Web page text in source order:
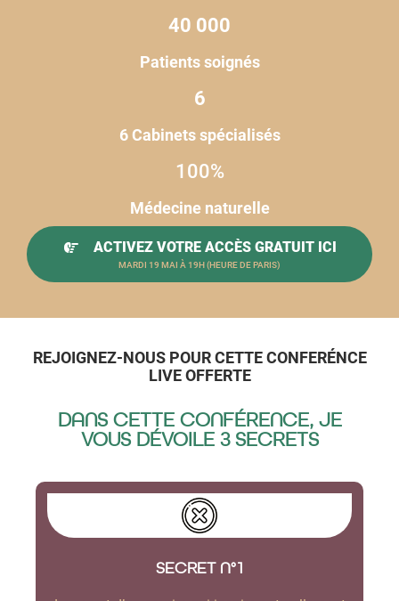
40 000
Patients soignés
6
6 Cabinets spécialisés
100%
Médecine naturelle
ACTIVEZ VOTRE ACCÈS GRATUIT ICI
MARDI 19 MAI À 19H (HEURE DE PARIS)
REJOIGNEZ-NOUS POUR CETTE CONFERÉNCE
LIVE OFFERTE
DANS CETTE CONFÉRENCE, JE
VOUS DÉVOILE 3 SECRETS
SECRET N°1